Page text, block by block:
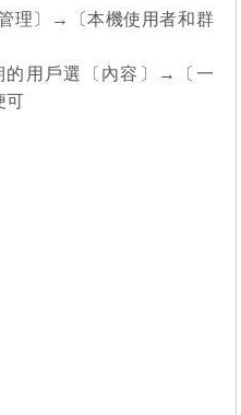
理〕→〔本機使用者和群
的用戶選〔內容〕→〔一
可